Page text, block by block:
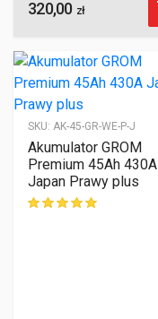
320,00 zł
SKU: AK-45-GR-WE-P-J
Akumulator GROM
Premium 45Ah 430A
Japan Prawy plus